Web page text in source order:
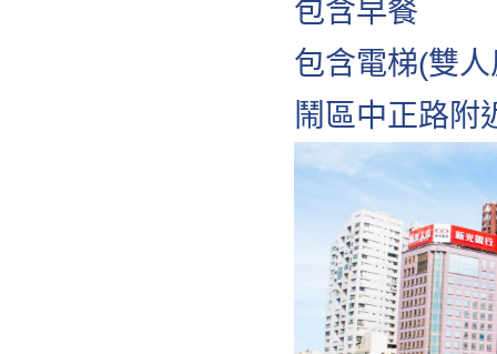
包含早餐
包含電梯(雙
鬧區中正路附